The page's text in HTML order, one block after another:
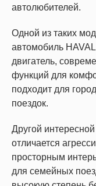
автолюбителей.
Одной из таких
автомобиль
двигатель,
функций для
подходит для
поездок.
Другой
отличается
просторным
для семейных